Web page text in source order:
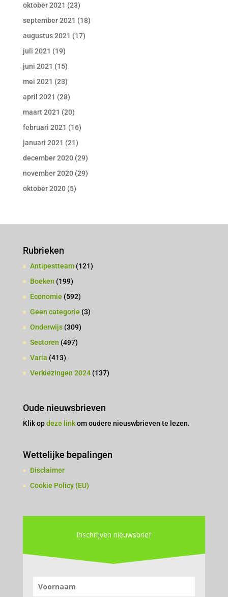
oktober 2021 (23)
september 2021 (18)
augustus 2021 (17)
juli 2021 (19)
juni 2021 (15)
mei 2021 (23)
april 2021 (28)
maart 2021 (20)
februari 2021 (16)
januari 2021 (21)
december 2020(29)
november 2020(29)
oktober 2020(5)
Rubrieken
Antipestteam(121)
Boeken (199)
Economie (592)
Geen categorie (3)
Onderwijs(309)
Sectoren (497)
Varia (413)
Verkiezingen 2024(137)
Oude nieuwsbrieven
Klik opdeze linkom oudere nieuswbrieven te lezen.
Wettelijke bepalingen
Disclaimer
Cookie Policy (EU)
Inschrijven nieuwsbrief